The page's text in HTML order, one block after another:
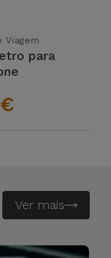
Viagem
para
Ver mais